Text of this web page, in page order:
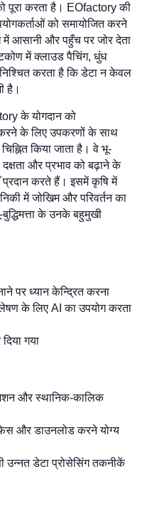
पूरा करता है। EOfactory की
को समायोजित करने
में आसानी और पहुँच पर जोर देता
में क्लाउड पैचिंग, धुंध
करता है कि डेटा न केवल
है।
के योगदान को
करने के लिए उपकरणों के साथ
किया जाता है। वे भू-
दक्षता और प्रभाव को बढ़ाने के
प्रदान करते हैं। इसमें कृषि में
में जोखिम और परिवर्तन का
के उनके बहुमुखी
पर ध्यान केन्द्रित करना
के लिए AI का उपयोग करता
दिया गया
और स्थानिक-कालिक
और डाउनलोड करने योग्य
उन्नत डेटा प्रोसेसिंग तकनीकें